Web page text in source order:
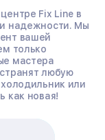
Fix Line в
надежности. Мы
вашей
только
мастера
любую
или
как новая!